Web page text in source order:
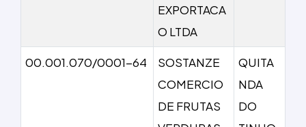
EXPORTACA
O LTDA
00.001.070/0001-64
SOSTANZE
COMERCIO
DE FRUTAS
QUITA
NDA
DO